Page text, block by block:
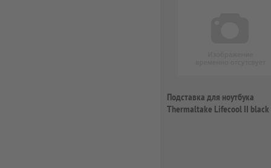
Подставка для ноутбука
Thermaltake Lifecool II